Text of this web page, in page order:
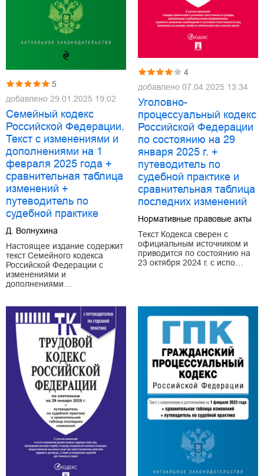
5
добавлено 29.01.2025 19:02
Семейный кодекс
Российской Федерации.
Текст с изменениями и
дополнениями на 1
февраля 2025 года +
сравнительная таблица
изменений +
путеводитель по
судебной практике
Д. Волнухина
Настоящее издание содержит
текст Семейного кодекса
Российской Федерации с
изменениями и
дополнениями…
4
добавлено 07.04.2025 13:34
Уголовно-
процессуальный кодекс
Российской Федерации
по состоянию на 29
января 2025 г. +
путеводитель по
судебной практике и
сравнительная таблица
последних изменений
Нормативные правовые акты
Текст Кодекса сверен с
официальным источником и
приводится по состоянию на
23 октября 2024 г. с испо…